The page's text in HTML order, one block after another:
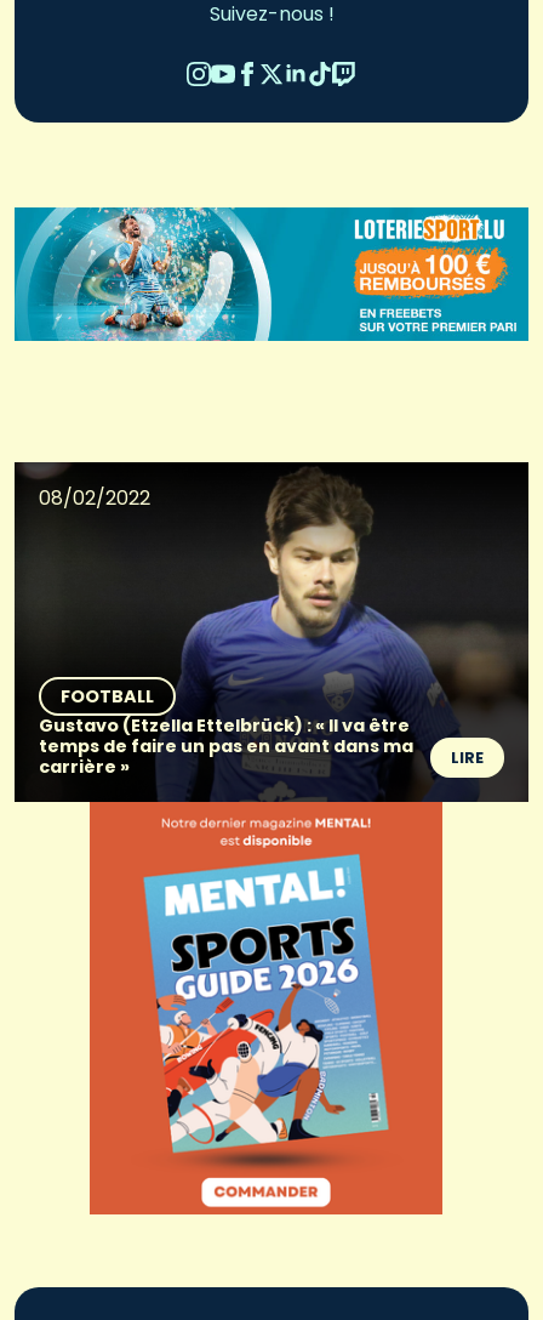
Suivez-nous !
08/02/2022
FOOTBALL
Gustavo (Etzella Ettelbrück) : « Il va être
temps de faire un pas en avant dans ma
carrière »
LIRE